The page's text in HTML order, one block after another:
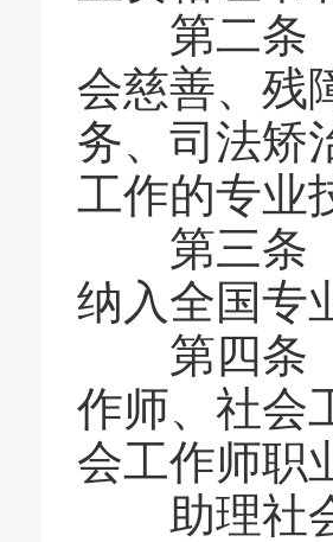
第二条
会慈善、残
务、司法矫
工作的专业
第三条
纳入全国专
第四条
作师、社会
会工作师职
助理社会